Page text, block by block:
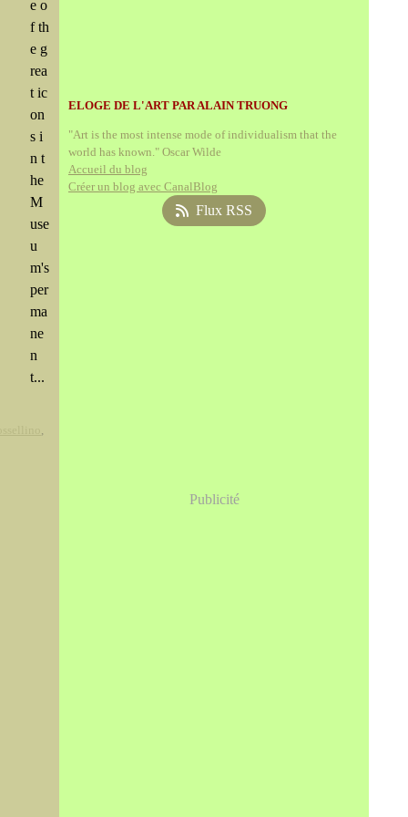
e o
f th
e g
rea
t ic
on
s i
n t
he
M
use
u
m's
per
ma
ne
n
t...
,
ELOGE DE L'ART PAR ALAIN TRUONG
"Art is the most intense mode of individualism that the
world has known." Oscar Wilde
Accueil du blog
Créer un blog avec CanalBlog
Flux RSS
Publicité